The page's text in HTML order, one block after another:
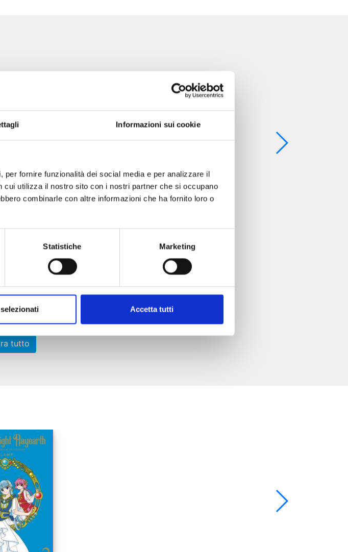
Informazioni sui cookie
fornire funzionalità dei social media e per analizzare il
utilizza il nostro sito con i nostri partner che si occupano
combinarle con altre informazioni che ha fornito loro o
Statistiche Marketing
Accetta tutti
tutto